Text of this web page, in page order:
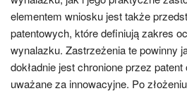
elementem wniosku jest także
patentowych, które definiują zakres
wynalazku. Zastrzeżenia te powinny
dokładnie jest chronione przez
uważane za innowacyjne. Po